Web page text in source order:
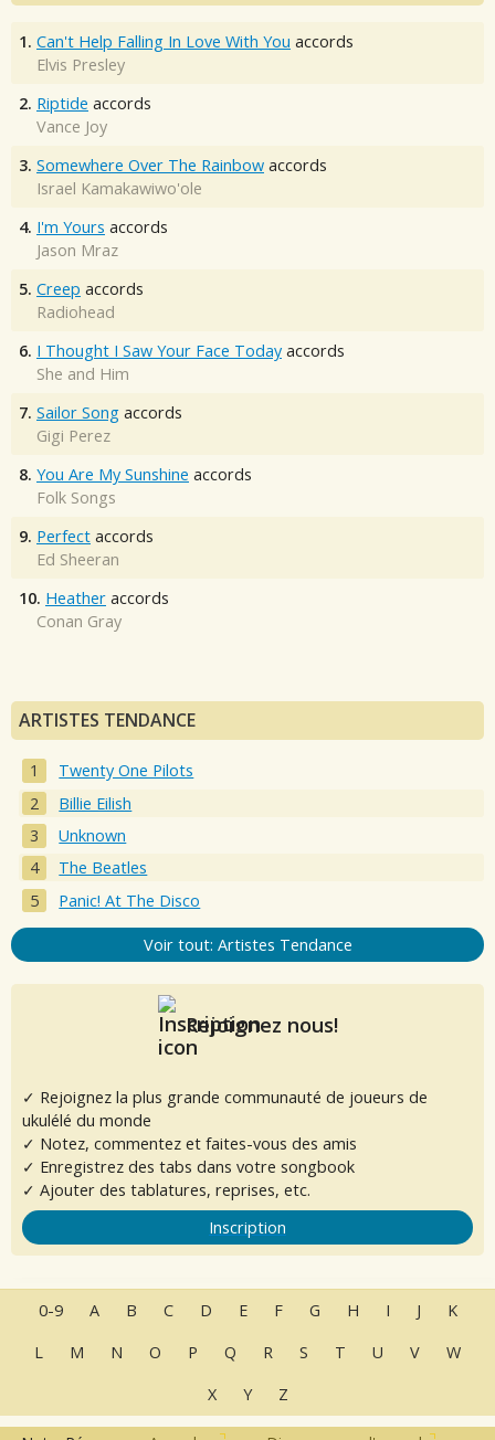
1. Can't Help Falling In Love With You accords
Elvis Presley
2. Riptide accords
Vance Joy
3. Somewhere Over The Rainbow accords
Israel Kamakawiwo'ole
4. I'm Yours accords
Jason Mraz
5. Creep accords
Radiohead
6. I Thought I Saw Your Face Today accords
She and Him
7. Sailor Song accords
Gigi Perez
8. You Are My Sunshine accords
Folk Songs
9. Perfect accords
Ed Sheeran
10. Heather accords
Conan Gray
ARTISTES TENDANCE
Twenty One Pilots
Billie Eilish
Unknown
The Beatles
Panic! At The Disco
Voir tout: Artistes Tendance
Rejoignez nous!
✓ Rejoignez la plus grande communauté de joueurs de
ukulélé du monde
✓ Notez, commentez et faites-vous des amis
✓ Enregistrez des tabs dans votre songbook
✓ Ajouter des tablatures, reprises, etc.
Inscription
0-9 A B C D E F G H I J
K
L
M N O P Q R S T U V
W
X
Y Z